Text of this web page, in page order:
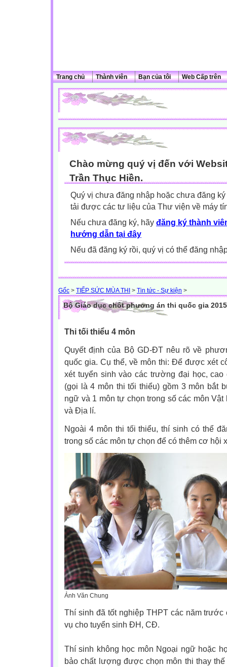
Trang chủ Thành viên Bạn của tôi Web Cấp trên
Chào mừng quý vị đến với
Trần Thục Hiền.
Quý vị chưa đăng nhập hoặc chưa đăng
tải được các tư liệu của Thư viện về máy
Nếu chưa đăng ký, hãy đăng ký thành
hướng dẫn tại đây
Nếu đã đăng ký rồi, quý vị có thể đăng
Gốc > TIẾP SỨC MÙA THI > Tin tức - Sự kiện >
Bộ Giáo dục chốt phương án thi quốc gia 2015
Thi tối thiểu 4 môn
Quyết định của Bộ GD-ĐT nêu rõ về
quốc gia. Cụ thể, về môn thi: Để được xét
xét tuyển sinh vào các trường đại học,
(gọi là 4 môn thi tối thiểu) gồm 3 môn bắt
ngữ và 1 môn tự chọn trong số các môn
và Địa lí.
Ngoài 4 môn thi tối thiểu, thí sinh có thể
trong số các môn tự chọn để có thêm cơ hội
Ảnh Văn Chung
Thí sinh đã tốt nghiệp THPT các năm
vụ cho tuyển sinh ĐH, CĐ.
Thí sinh không học môn Ngoại ngữ hoặc
bảo chất lượng được chọn môn thi thay